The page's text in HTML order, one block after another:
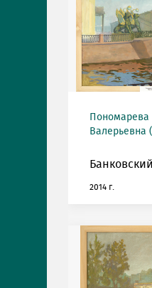
Валерьевна
2014 г.